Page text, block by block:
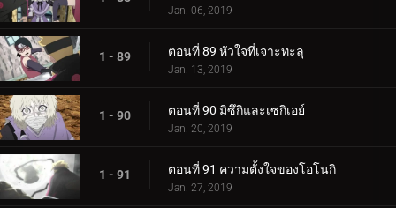
Jan. 06, 2019
1 - 89 ตอนที่ 89 หัวใจที่เจาะทะลุ
Jan. 13, 2019
1 - 90 ตอนที่ 90 มิซึกิและเซกิเอย์
Jan. 20, 2019
1 - 91 ตอนที่ 91 ความตั้งใจของโอโนกิ
Jan. 27, 2019